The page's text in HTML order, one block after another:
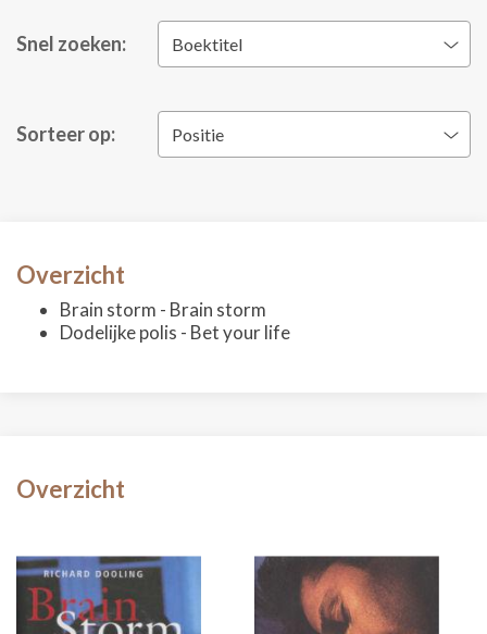
Snel zoeken: Boektitel
Sorteer op: Positie
Overzicht
Brain storm - Brain storm
Dodelijke polis - Bet your life
Overzicht